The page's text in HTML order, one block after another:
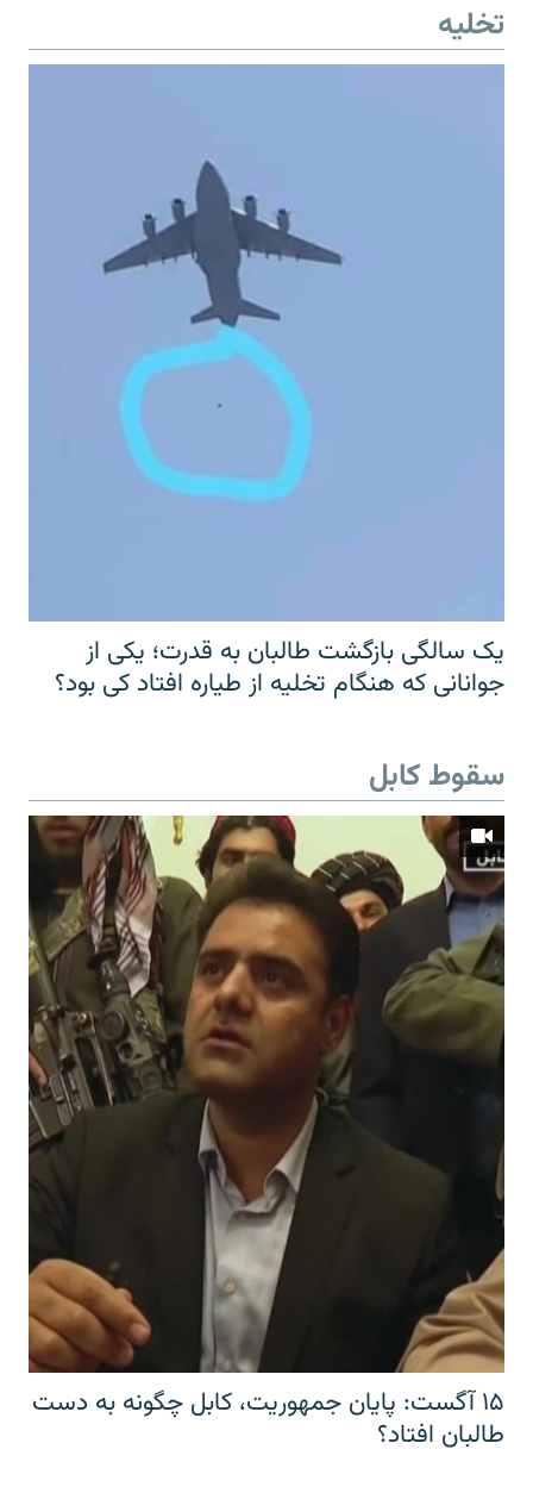
تخلیه
یک سالگی بازگشت طالبان به قدرت؛ یکی از
جوانانی که هنگام تخلیه از طیاره افتاد کی بود؟
سقوط کابل
۱۵ آگست: پایان جمهوریت، کابل چگونه به دست
طالبان افتاد؟